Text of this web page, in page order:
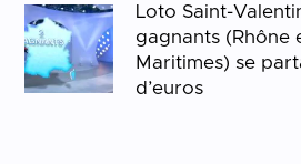
Loto Saint-
gagnants (Rhône
Maritimes) se
d’euros